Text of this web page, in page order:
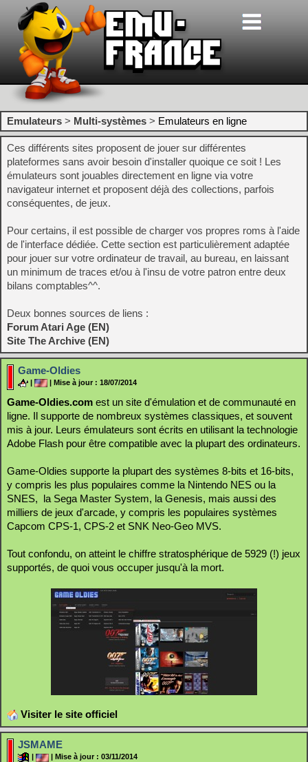
Emulateurs > Multi-systèmes > Emulateurs en ligne
Ces différents sites proposent de jouer sur différentes
plateformes sans avoir besoin d'installer quoique ce soit ! Les
émulateurs sont jouables directement en ligne via votre
navigateur internet et proposent déjà des collections, parfois
conséquentes, de jeux.
Pour certains, il est possible de charger vos propres roms à l'aide
de l'interface dédiée. Cette section est particulièrement adaptée
pour jouer sur votre ordinateur de travail, au bureau, en laissant
un minimum de traces et/ou à l'insu de votre patron entre deux
bilans comptables^^.
Deux bonnes sources de liens :
Forum Atari Age (EN)
Site The Archive (EN)
Game-Oldies
| | Mise à jour : 18/07/2014
Game-Oldies.com est un site d'émulation et de communauté en
ligne. Il supporte de nombreux systèmes classiques, et souvent
mis à jour. Leurs émulateurs sont écrits en utilisant la technologie
Adobe Flash pour être compatible avec la plupart des ordinateurs.
Game-Oldies supporte la plupart des systèmes 8-bits et 16-bits,
y compris les plus populaires comme la Nintendo NES ou la
SNES, la Sega Master System, la Genesis, mais aussi des
milliers de jeux d'arcade, y compris les populaires systèmes
Capcom CPS-1, CPS-2 et SNK Neo-Geo MVS.
Tout confondu, on atteint le chiffre stratosphérique de 5929 (!) jeux
supportés, de quoi vous occuper jusqu'à la mort.
Visiter le site officiel
JSMAME
| Mise à jour : 03/11/2014